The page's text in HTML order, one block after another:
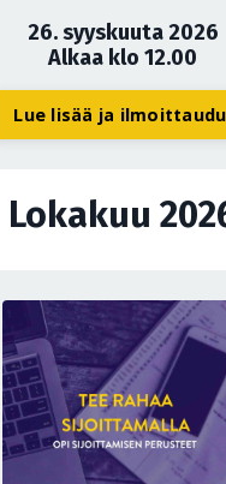
26. syyskuuta 2026
Alkaa klo 12.00
Lue lisää ja
Lokakuu